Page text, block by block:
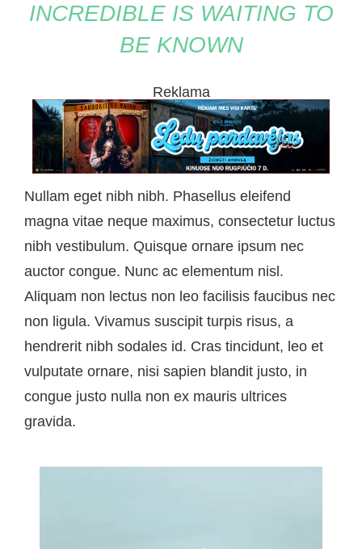
INCREDIBLE IS WAITING TO
BE KNOWN
Reklama
Nullam eget nibh nibh. Phasellus eleifend
magna vitae neque maximus, consectetur luctus
nibh vestibulum. Quisque ornare ipsum nec
auctor congue. Nunc ac elementum nisl.
Aliquam non lectus non leo facilisis faucibus nec
non ligula. Vivamus suscipit turpis risus, a
hendrerit nibh sodales id. Cras tincidunt, leo et
vulputate ornare, nisi sapien blandit justo, in
congue justo nulla non ex mauris ultrices
gravida.